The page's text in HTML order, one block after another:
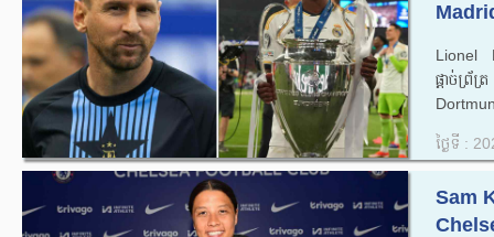
Lionel
ផ្តាច់ព្
ថ្ងៃទី :
Sam